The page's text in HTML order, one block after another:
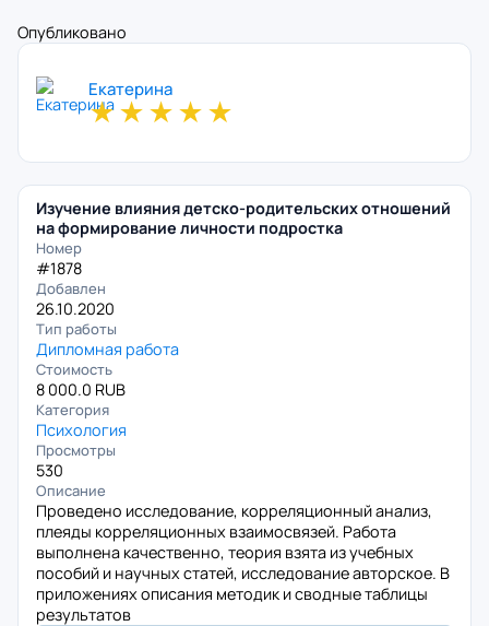
Опубликовано
Екатерина
★★★★★
Изучение влияния детско-родительских отношений
на формирование личности подростка
Номер
#1878
Добавлен
26.10.2020
Тип работы
Дипломная работа
Стоимость
8 000.0 RUB
Категория
Психология
Просмотры
530
Описание
Проведено исследование, корреляционный анализ,
плеяды корреляционных взаимосвязей. Работа
выполнена качественно, теория взята из учебных
пособий и научных статей, исследование авторское. В
приложениях описания методик и сводные таблицы
результатов